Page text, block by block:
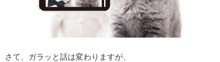
さて、ガラッと話は変わりますが、